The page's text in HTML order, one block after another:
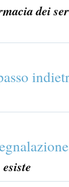
dei